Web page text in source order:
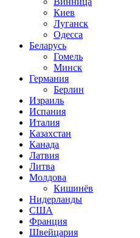
Киев
Луганск
Одесса
Беларусь
Гомель
Минск
Германия
Берлин
Израиль
Испания
Италия
Казахстан
Канада
Латвия
Литва
Молдова
Кишинёв
Нидерланды
США
Франция
Швейцария